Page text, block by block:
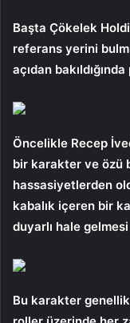
Başta Çökelek
referans yerini
açıdan
Öncelikle Recep
bir karakter ve özü
hassasiyetlerden
kabalık içeren bir
duyarlı hale
Bu karakter